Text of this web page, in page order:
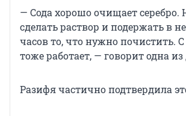
— Сода хорошо очищает серебро.
сделать раствор и подержать в
часов то, что нужно почистить.
тоже работает, — говорит одна
Разифя частично подтвердила